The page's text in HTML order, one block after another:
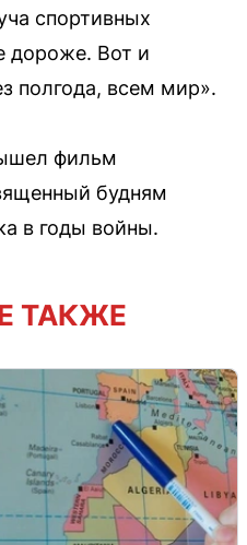
спортивных
дороже. Вот и
полгода, всем мир».
фильм
будням
в годы войны.
ТАКЖЕ